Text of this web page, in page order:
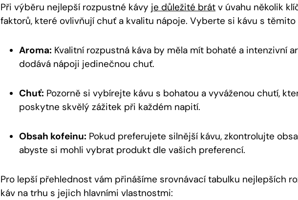
Při výběru nejlepší rozpustné kávy je důležité brát v úvahu několik
faktorů, které ovlivňují chuť a kvalitu nápoje. Vyberte si kávu s
Aroma: Kvalitní rozpustná káva by měla mít bohaté a intenzivní
dodává nápoji jedinečnou chuť.
Chuť: Pozorně si vybírejte kávu s bohatou a vyváženou chutí,
poskytne skvělý zážitek při každém napití.
Obsah kofeinu: Pokud preferujete silnější kávu, zkontrolujte
abyste si mohli vybrat produkt dle vašich preferencí.
Pro lepší přehlednost vám přinášíme srovnávací tabulku nejlepších
káv na trhu s jejich hlavními vlastnostmi: